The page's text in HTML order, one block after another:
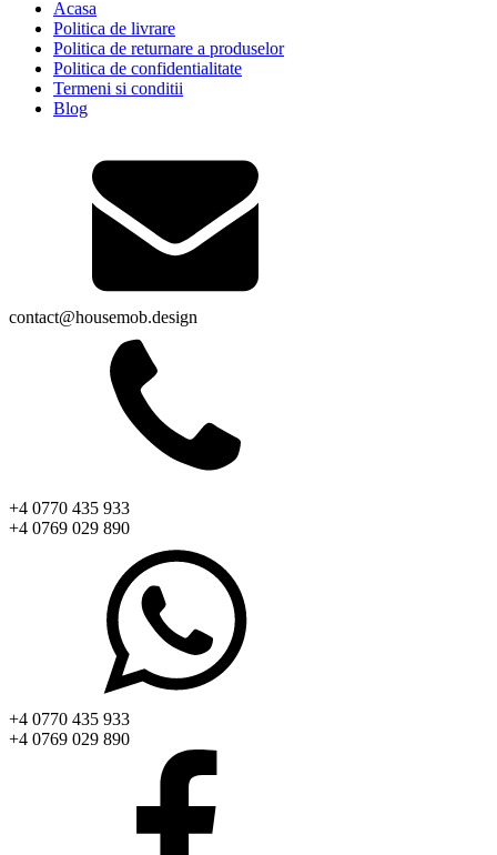
Acasa
Politica de livrare
Politica de returnare a produselor
Politica de confidentialitate
Termeni si conditii
Blog
contact@housemob.design
+4 0770 435 933
+4 0769 029 890
+4 0770 435 933
+4 0769 029 890